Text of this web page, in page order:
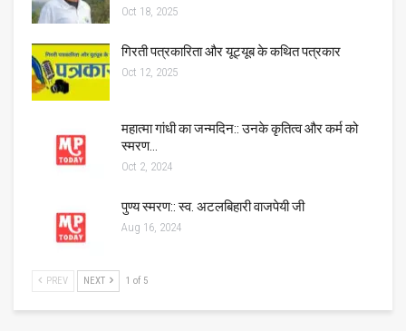
Oct 18, 2025
गिरती पत्रकारिता और यूट्यूब के कथित पत्रकार
Oct 12, 2025
महात्मा गांधी का जन्मदिन:: उनके कृतित्व और कर्म को
स्मरण…
Oct 2, 2024
पुण्य स्मरण:: स्व. अटलबिहारी वाजपेयी जी
Aug 16, 2024
PREV NEXT 1 of 5